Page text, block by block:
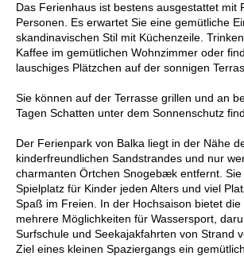
Das Ferienhaus ist bestens ausgestattet mit
Personen. Es erwartet Sie eine gemütliche
skandinavischen Stil mit Küchenzeile.
Kaffee im gemütlichen Wohnzimmer oder
lauschiges Plätzchen auf der sonnigen
Sie können auf der Terrasse grillen und an
Tagen Schatten unter dem Sonnenschutz
Der Ferienpark von Balka liegt in der Nähe
kinderfreundlichen Sandstrandes und nur
charmanten Örtchen Snogebæk entfernt. Sie
Spielplatz für Kinder jeden Alters und viel
Spaß im Freien. In der Hochsaison bietet die
mehrere Möglichkeiten für Wassersport,
Surfschule und Seekajakfahrten von Strand
Ziel eines kleinen Spaziergangs ein